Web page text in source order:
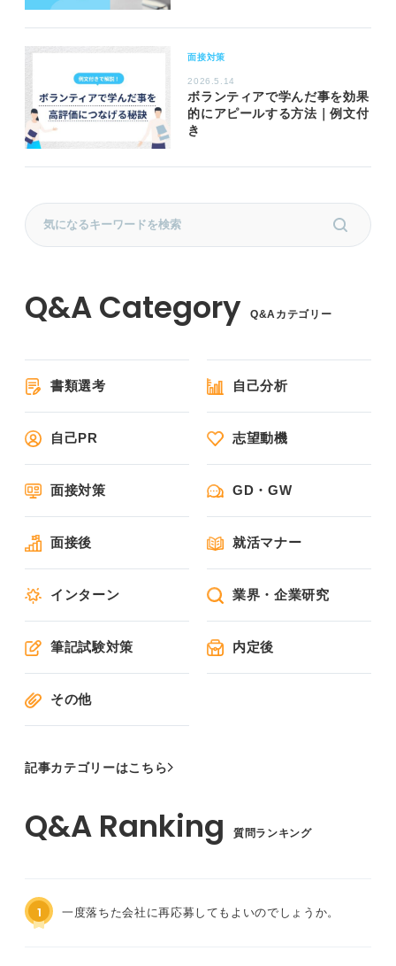
面接対策
2026.5.14
ボランティアで学んだ事を効果
的にアピールする方法｜例文付
き
Q&Aカテゴリー
書類選考 自己分析
自己PR 志望動機
面接対策 GD・GW
面接後 就活マナー
インターン 業界・企業研究
筆記試験対策 内定後
その他
記事カテゴリーはこちら
質問ランキング
1 一度落ちた会社に再応募してもよいのでしょうか。